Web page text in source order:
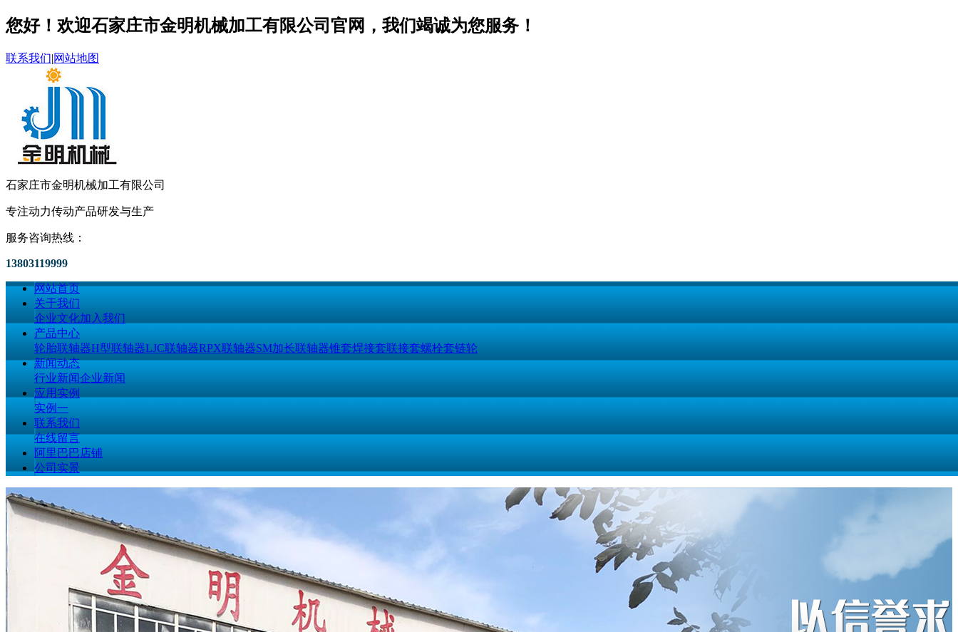
您好！欢迎石家庄市金明机械加工有限公司官网，我们竭诚为您服务！
联系我们|网站地图
石家庄市金明机械加工有限公司
专注动力传动产品研发与生产
服务咨询热线：
13803119999
网站首页
关于我们
企业文化加入我们
产品中心
轮胎联轴器H型联轴器LJC联轴器RPX联轴器SM加长联轴器锥套焊接套联接套螺栓套链轮
新闻动态
行业新闻企业新闻
应用实例
实例一
联系我们
在线留言
阿里巴巴店铺
公司实景